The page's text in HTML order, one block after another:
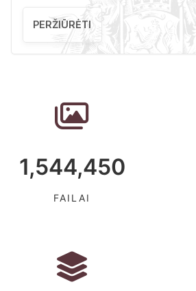
PERŽIŪRĖTI
1,544,450
FAILAI